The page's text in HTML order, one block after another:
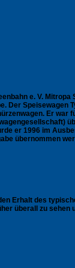
e. V.
Der Speisewagen
Er war
er 1996 im
übernommen
Erhalt des
überall zu sehen